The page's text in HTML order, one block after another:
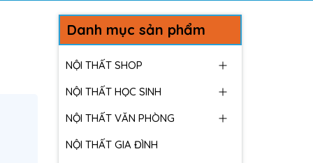
Danh mục sản phẩm
NỘI THẤT SHOP
NỘI THẤT HỌC SINH
NỘI THẤT VĂN PHÒNG
NỘI THẤT GIA ĐÌNH